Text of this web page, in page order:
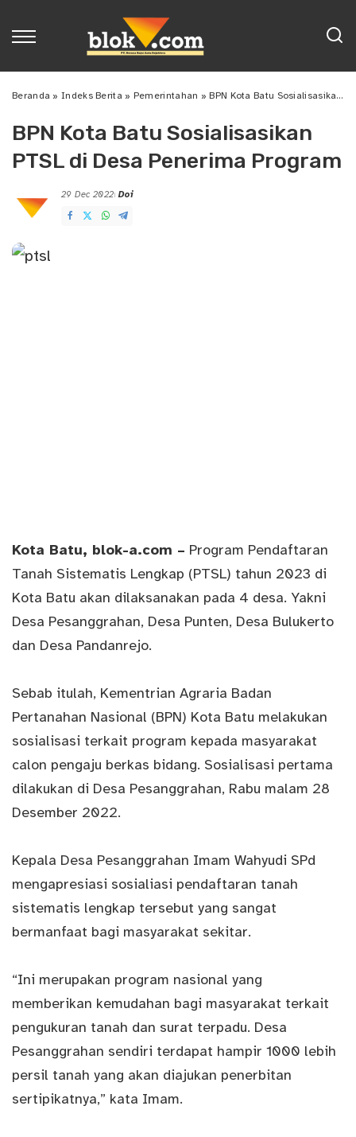
Beranda »Indeks Berita » Pemerintahan »BPN Kota Batu Sosialisasikan PTSL di Desa Penerima Program
BPN Kota Batu Sosialisasikan
PTSL di Desa Penerima Program
29 Dec 2022
Posted
by
Doi
Kota Batu, blok-a.com – Program Pendaftaran
Tanah Sistematis Lengkap (PTSL) tahun 2023 di
Kota Batu akan dilaksanakan pada 4 desa. Yakni
Desa Pesanggrahan, Desa Punten, Desa Bulukerto
dan Desa Pandanrejo.
Sebab itulah, Kementrian Agraria Badan
Pertanahan Nasional (BPN) Kota Batu melakukan
sosialisasi terkait program kepada masyarakat
calon pengaju berkas bidang. Sosialisasi pertama
dilakukan di Desa Pesanggrahan, Rabu malam 28
Desember 2022.
Kepala Desa Pesanggrahan Imam Wahyudi SPd
mengapresiasi sosialiasi pendaftaran tanah
sistematis lengkap tersebut yang sangat
bermanfaat bagi masyarakat sekitar.
“Ini merupakan program nasional yang
memberikan kemudahan bagi masyarakat terkait
pengukuran tanah dan surat terpadu. Desa
Pesanggrahan sendiri terdapat hampir 1000 lebih
persil tanah yang akan diajukan penerbitan
sertipikatnya,” kata Imam.